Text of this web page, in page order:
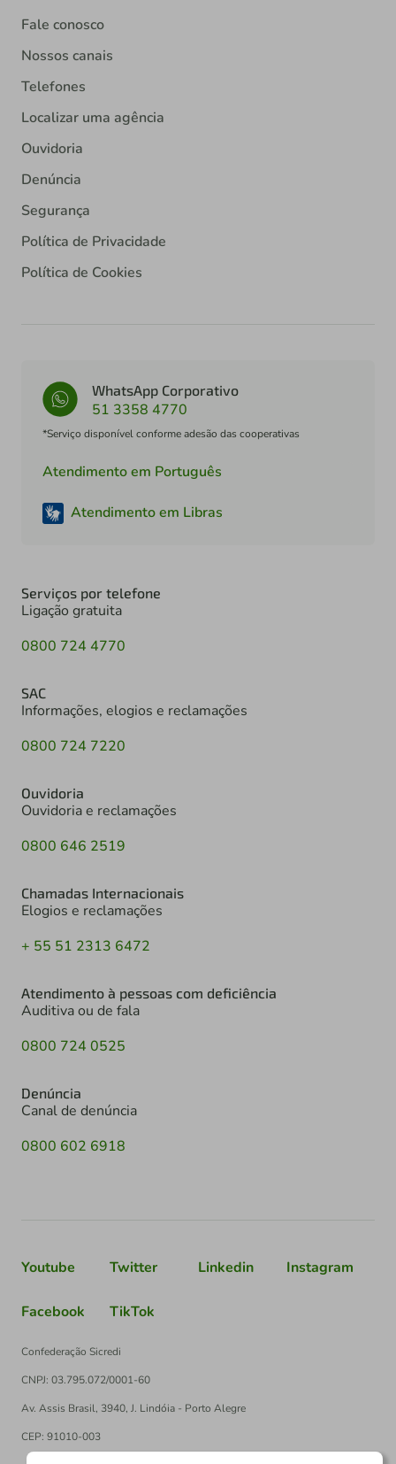
Fale conosco
Nossos canais
Telefones
Localizar uma agência
Ouvidoria
Denúncia
Segurança
Política de Privacidade
Política de Cookies
WhatsApp Corporativo
51 3358 4770
*Serviço disponível conforme adesão das cooperativas
Atendimento em Português
Atendimento em Libras
Serviços por telefone
Ligação gratuita
0800 724 4770
SAC
Informações, elogios e reclamações
0800 724 7220
Ouvidoria
Ouvidoria e reclamações
0800 646 2519
Chamadas Internacionais
Elogios e reclamações
+ 55 51 2313 6472
Atendimento à pessoas com deficiência
Auditiva ou de fala
0800 724 0525
Denúncia
Canal de denúncia
0800 602 6918
Youtube Twitter Linkedin Instagram
Facebook TikTok
Confederação Sicredi
CNPJ: 03.795.072/0001-60
Av. Assis Brasil, 3940, J. Lindóia - Porto Alegre
CEP: 91010-003